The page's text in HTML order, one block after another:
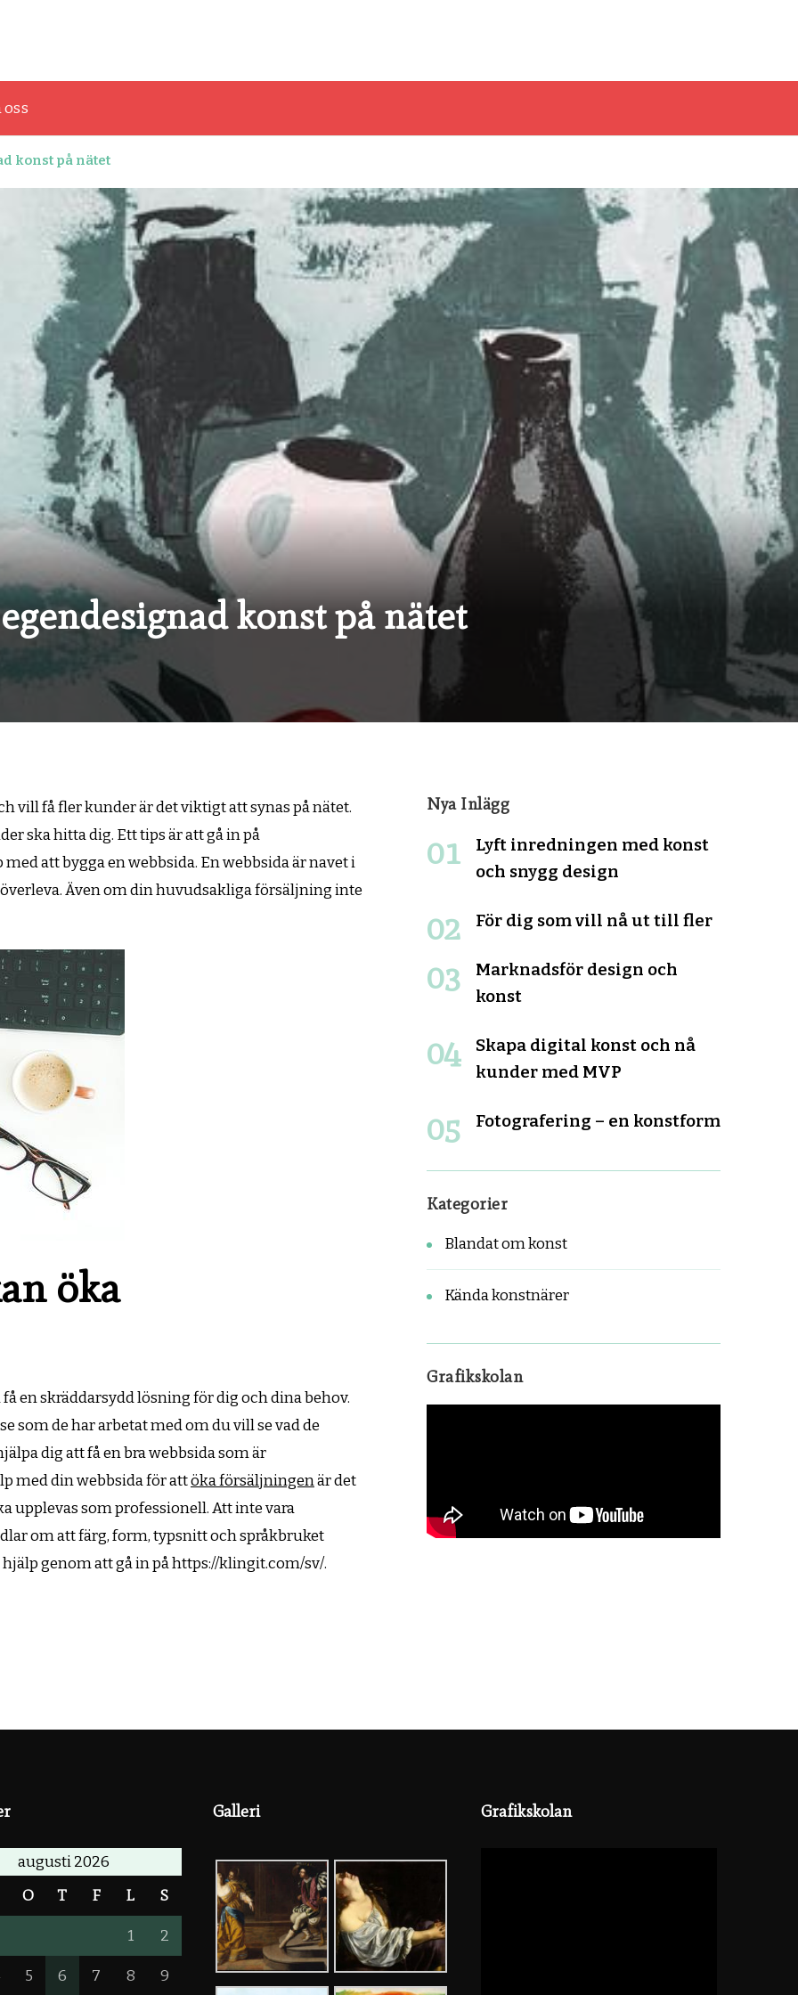
konst på nätet
konst på nätet
vill få fler kunder är det viktigt att synas på nätet.
ska hitta dig. Ett tips är att gå in på
att bygga en webbsida. En webbsida är navet i
Även om din huvudsakliga försäljning inte
öka
en skräddarsydd lösning för dig och dina behov.
som de har arbetat med om du vill se vad de
dig att få en bra webbsida som är
med din webbsida för attöka försäljningenär det
upplevas som professionell. Att inte vara
om att färg, form, typsnitt och språkbruket
genom att gå in på https://klingit.com/sv/.
Nya Inlägg
Lyft inredningen med konst
och snygg design
För dig som vill nå ut till fler
Marknadsför design och
konst
Skapa digital konst och nå
kunder med MVP
Fotografering – en konstform
Kategorier
Blandat om konst
Kända konstnärer
Grafikskolan
augusti 2026
O T F L S
1 2
5 6 7 8 9
Galleri Grafikskolan